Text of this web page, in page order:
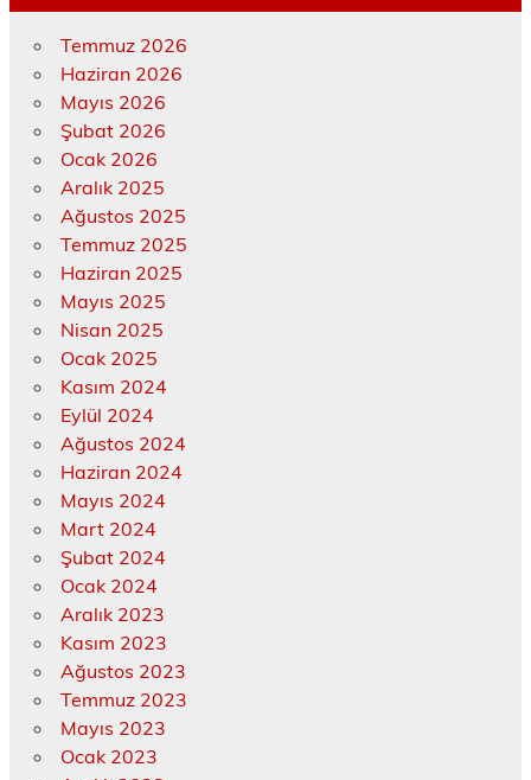
Temmuz 2026
Haziran 2026
Mayıs 2026
Şubat 2026
Ocak 2026
Aralık 2025
Ağustos 2025
Temmuz 2025
Haziran 2025
Mayıs 2025
Nisan 2025
Ocak 2025
Kasım 2024
Eylül 2024
Ağustos 2024
Haziran 2024
Mayıs 2024
Mart 2024
Şubat 2024
Ocak 2024
Aralık 2023
Kasım 2023
Ağustos 2023
Temmuz 2023
Mayıs 2023
Ocak 2023